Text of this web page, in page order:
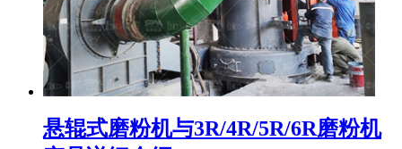
悬辊式磨粉机与3R/4R/5R/6R磨粉机